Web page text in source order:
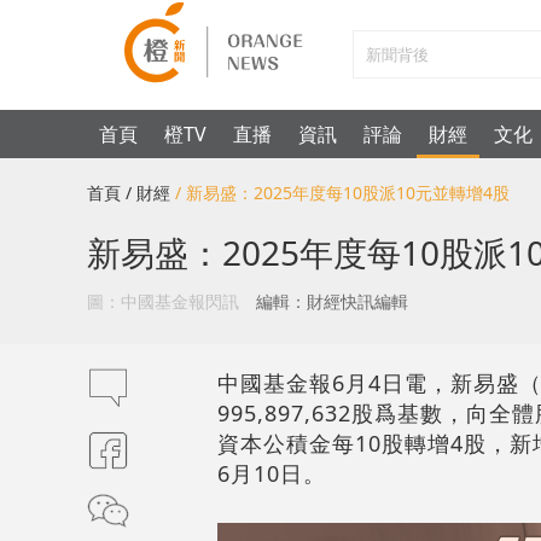
首頁 橙TV 直播 資訊 評論 財經 文化
首頁 / 財經 / 新易盛：2025年度每10股派10元並轉增4股
新易盛：2025年度每10股派
圖：中國基金報閃訊 編輯：財經快訊編輯
中國基金報6月4日電，新易盛
995,897,632股爲基數，向全
資本公積金每10股轉增4股，
6月10日。